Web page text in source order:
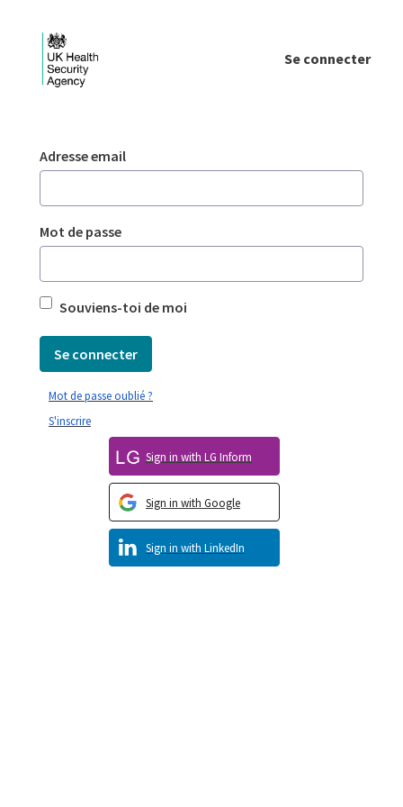
Se connecter
Authentification
Adresse email
Mot de passe
Souviens-toi de moi
Se connecter
Sign in with LinkedIn
Sign in with Google
Sign in with LG Inform
S'inscrire
Mot de passe oublié ?